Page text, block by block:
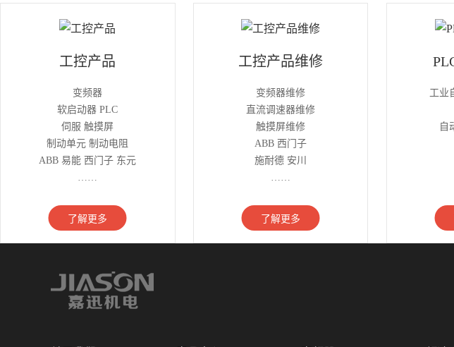
工控产品
变频器
软启动器 PLC
伺服 触摸屏
制动单元 制动电阻
ABB 易能 西门子 东元
……
了解更多
工控产品维修
变频器维修
直流调速器维修
触摸屏维修
ABB 西门子
施耐德 安川
……
了解更多
工业
自